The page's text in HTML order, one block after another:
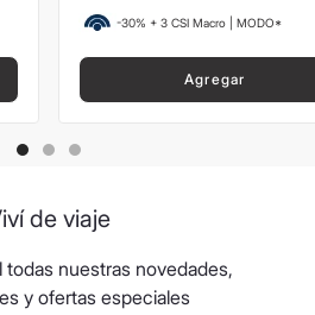
-30% + 3 CSI Macro | MODO*
Agregar
de viaje
todas nuestras novedades,
y ofertas especiales